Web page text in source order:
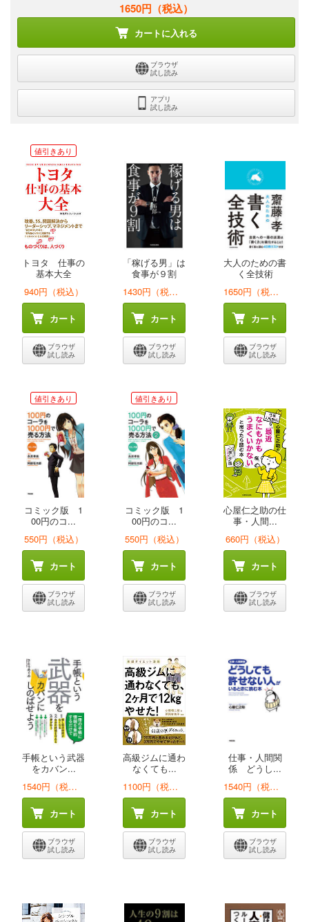
1650円 （税込）
カートに入れる
ブラウザ
試し読み
アプリ
試し読み
値引きあり
トヨタ 仕事の
基本大全
940円（税込）
カート
ブラウザ
試し読み
「稼げる男」は
食事が９割
1430円（税込）
カート
ブラウザ
試し読み
大人のための書
く全技術
1650円（税込）
カート
ブラウザ
試し読み
値引きあり
コミック版 1
00円のコ...
550円（税込）
カート
ブラウザ
試し読み
値引きあり
コミック版 1
00円のコ...
550円（税込）
カート
ブラウザ
試し読み
心屋仁之助の仕
事・人間...
660円（税込）
カート
ブラウザ
試し読み
手帳という武器
をカバン...
1540円（税込）
カート
ブラウザ
試し読み
高級ジムに通わ
なくても...
1100円（税込）
カート
ブラウザ
試し読み
仕事・人間関
係 どうし...
1540円（税込）
カート
ブラウザ
試し読み